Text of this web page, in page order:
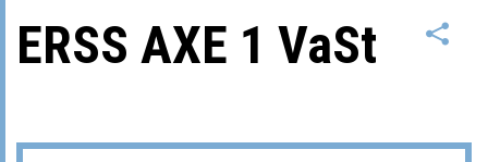
ERSS AXE 1 VaSt